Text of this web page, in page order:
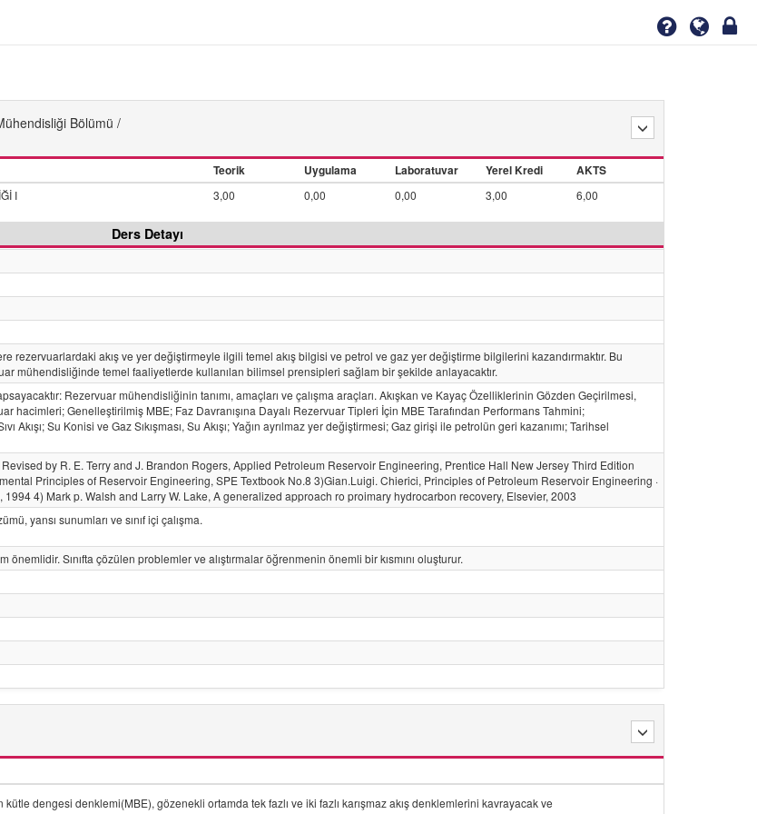
Bölümü /
Teorik Uygulama Laboratuvar Yerel Kredi AKTS
I 3,00 0,00 0,00 3,00 6,00
Ders Detayı
rezervuarlardaki akış ve yer değiştirmeyle ilgili temel akış bilgisi ve petrol ve gaz yer değiştirme bilgilerini kazandırmaktır. Bu
mühendisliğinde temel faaliyetlerde kullanılan bilimsel prensipleri sağlam bir şekilde anlayacaktır.
Rezervuar mühendisliğinin tanımı, amaçları ve çalışma araçları. Akışkan ve Kayaç Özelliklerinin Gözden Geçirilmesi,
hacimleri; Genelleştirilmiş MBE; Faz Davranışına Dayalı Rezervuar Tipleri İçin MBE Tarafından Performans Tahmini;
Akışı; Su Konisi ve Gaz Sıkışması, Su Akışı; Yağın ayrılmaz yer değiştirmesi; Gaz girişi ile petrolün geri kazanımı; Tarihsel
by R. E. Terry and J. Brandon Rogers, Applied Petroleum Reservoir Engineering, Prentice Hall New Jersey Third Edition
Principles of Reservoir Engineering, SPE Textbook No.8 3)Gian.Luigi. Chierici, Principles of Petroleum Reservoir Engineering ·
1994 4) Mark p. Walsh and Larry W. Lake, A generalized approach ro proimary hydrocarbon recovery, Elsevier, 2003
yansı sunumları ve sınıf içi çalışma.
önemlidir. Sınıfta çözülen problemler ve alıştırmalar öğrenmenin önemli bir kısmını oluşturur.
dengesi denklemi(MBE), gözenekli ortamda tek fazlı ve iki fazlı karışmaz akış denklemlerini kavrayacak ve